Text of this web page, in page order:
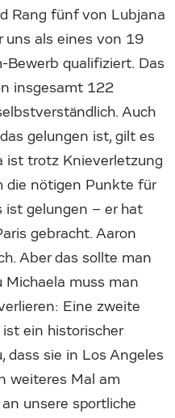
Rang fünf von Lubjana
uns als eines von 19
Bewerb qualifiziert. Das
insgesamt 122
Auch
gelungen ist, gilt es
ist trotz Knieverletzung
die nötigen Punkte für
ist gelungen – er hat
gebracht. Aaron
Aber das sollte man
muss man
Eine zweite
ein historischer
dass sie in Los Angeles
weiteres Mal am
unsere sportliche